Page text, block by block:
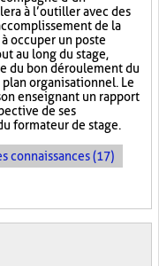
à l’outiller avec des
de la
occuper un poste
au long du stage,
du bon déroulement du
organisationnel. Le
enseignant un rapport
de ses
formateur de stage.
connaissances (17)